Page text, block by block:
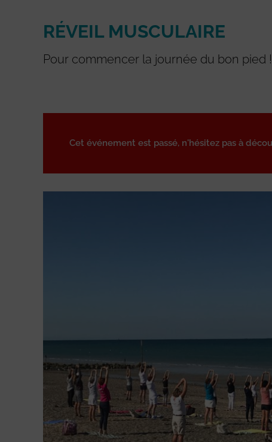
RÉVEIL MUSCULAIRE
Pour commencer la journée du bon pied !
Cet événement est passé, n'hésitez pas à